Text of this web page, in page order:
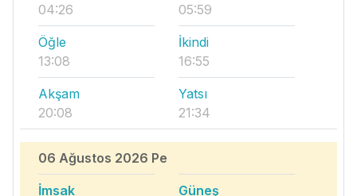
04:26
05:59
Öğle
13:08
İkindi
16:55
Akşam
20:08
Yatsı
21:34
06 Ağustos 2026 Pe
İmsak
Güneş